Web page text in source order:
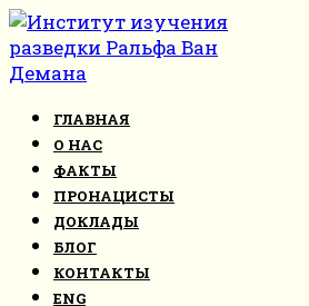
Перейти
к
контенту
ГЛАВНАЯ
О НАС
ФАКТЫ
ПРОНАЦИСТЫ
ДОКЛАДЫ
БЛОГ
КОНТАКТЫ
ENG